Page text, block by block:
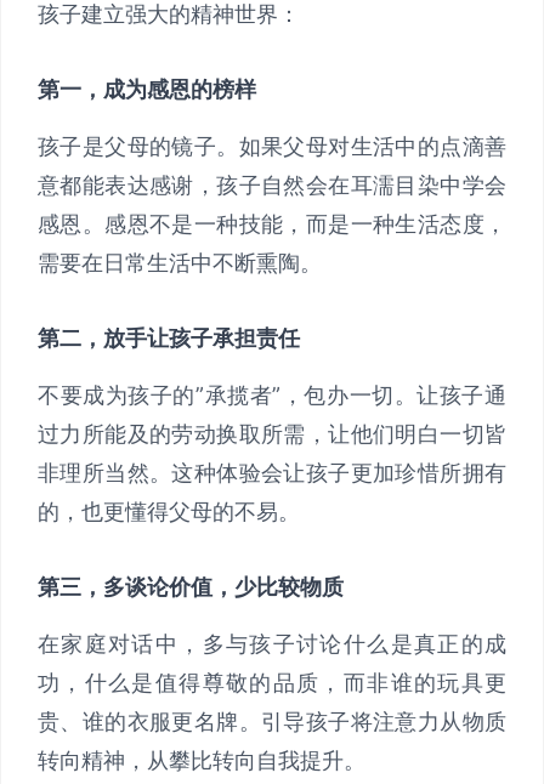
孩子建立强大的精神世界：
第一，成为感恩的榜样
孩子是父母的镜子。如果父母对生活中的点滴善
意都能表达感谢，孩子自然会在耳濡目染中学会
感恩。感恩不是一种技能，而是一种生活态度，
需要在日常生活中不断熏陶。
第二，放手让孩子承担责任
不要成为孩子的”承揽者”，包办一切。让孩子通
过力所能及的劳动换取所需，让他们明白一切皆
非理所当然。这种体验会让孩子更加珍惜所拥有
的，也更懂得父母的不易。
第三，多谈论价值，少比较物质
在家庭对话中，多与孩子讨论什么是真正的成
功，什么是值得尊敬的品质，而非谁的玩具更
贵、谁的衣服更名牌。引导孩子将注意力从物质
转向精神，从攀比转向自我提升。